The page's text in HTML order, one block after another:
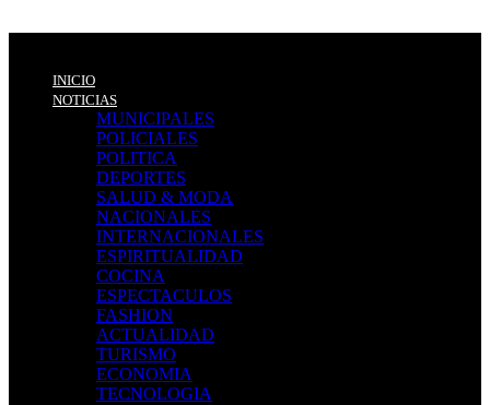
INICIO
NOTICIAS
MUNICIPALES
POLICIALES
POLITICA
DEPORTES
SALUD & MODA
NACIONALES
INTERNACIONALES
ESPIRITUALIDAD
COCINA
ESPECTACULOS
FASHION
ACTUALIDAD
TURISMO
ECONOMIA
TECNOLOGIA